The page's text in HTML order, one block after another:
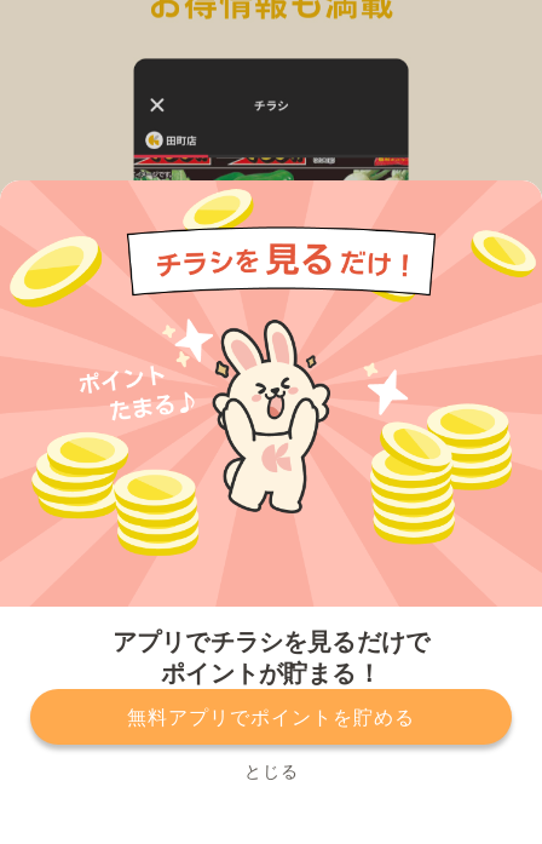
アプリでチラシを見るだけで
ポイントが貯まる！
無料アプリでポイントを貯める
とじる
プライバシーポリシー 利用規約
運営会社
サービスに関してのお問い合わせ